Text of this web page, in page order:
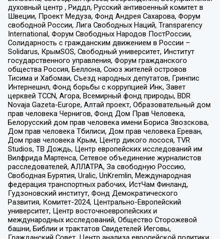
духовный центр , Риддл, Русский антивоенный комитет в
Швеции, Проект Медуза, Фонд Андрея Сахарова, Форум
свободной России, Лига Свободных Наций, Transparеncy
International, Форум Свободных Народов ПостРоссии,
Солидарность с гражданским движением в России –
Solidarus, КрымSOS, Свободный университет, Институт
государственного управления, Форум гражданского
общества Россия, Беллона, Союз жителей островов
Тисима и Хабомаи, Съезд народных депутатов, Гринпис
Интернешнл, Фонд борьбы с коррупцией Инк, Завет
церквей TCCN, Агора, Всемирный фонд природы, BDR
Novaja Gazeta-Europe, Алтай проект, Образовательный дом
прав человека Чернигов, Фонд Дом Прав Человека,
Белорусский дом прав человека имени Бориса Звозскова,
Дом прав человека Тбилиси, Дом прав человека Ереван,
Дом прав человека Крым, Центр дикого лосося, TVR
Studios, ТВ Дождь, Центр европейских исследований им
Вилфрида Мартенса, Сетевое объединение журналистов
расследователей, АЛЛАТРА, За свободную Россию,
Свободная Бурятия, Uralic, UnKremlin, Международная
федерация транспортных рабочих, ИстЧам Финланд,
Гудзоновский институт, Фонд Демократического
Развития, Комитет-2024, Центрально-Европейский
университет, Центр восточноевропейских и
международных исследований, Общество Сторожевой
башни, Библии и трактатов Свидетелей Иеговы,